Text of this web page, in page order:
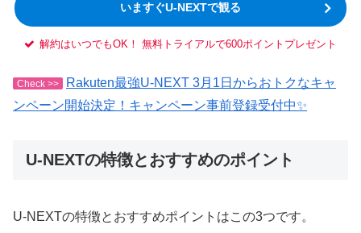
いますぐU-NEXTで観る
解約はいつでもOK！ 無料トライアルで600ポイントプレゼント
Check >>
Rakuten最強U-NEXT 3月1日からおトクなキャ
ンペーン開始決定！キャンペーン事前登録受付中✨
U-NEXTの特徴とおすすめのポイント
U-NEXTの特徴とおすすめポイントはこの3つです。